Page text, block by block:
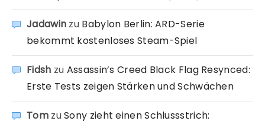
Jadawin zu Babylon Berlin: ARD-Serie
bekommt kostenloses Steam-Spiel
Fidsh zu Assassin’s Creed Black Flag Resynced:
Erste Tests zeigen Stärken und Schwächen
TomzuSony zieht einen Schlussstrich: